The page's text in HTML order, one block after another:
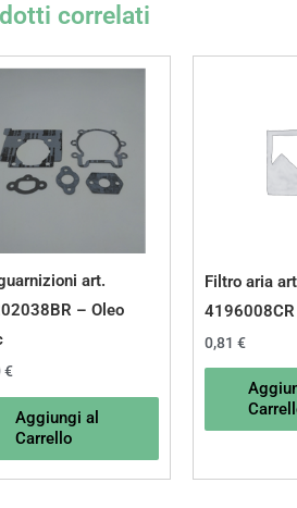
correlati
art.
– Oleo
€
Aggiungi al
Carrello
Filtro aria
0,81 €